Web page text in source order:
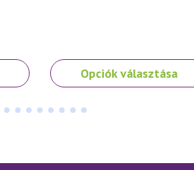
Opciók választása
Ennek
a
több
A